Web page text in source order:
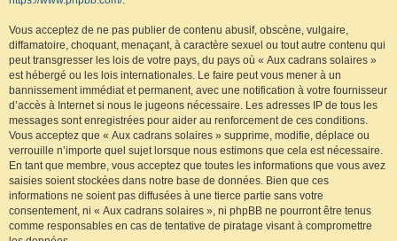
Vous acceptez de ne pas publier de contenu abusif, obscène, vulgaire,
diffamatoire, choquant, menaçant, à caractère sexuel ou tout autre contenu qui
peut transgresser les lois de votre pays, du pays où « Aux cadrans solaires »
est hébergé ou les lois internationales. Le faire peut vous mener à un
bannissement immédiat et permanent, avec une notification à votre fournisseur
d’accès à Internet si nous le jugeons nécessaire. Les adresses IP de tous les
messages sont enregistrées pour aider au renforcement de ces conditions.
Vous acceptez que « Aux cadrans solaires » supprime, modifie, déplace ou
verrouille n’importe quel sujet lorsque nous estimons que cela est nécessaire.
En tant que membre, vous acceptez que toutes les informations que vous avez
saisies soient stockées dans notre base de données. Bien que ces
informations ne soient pas diffusées à une tierce partie sans votre
consentement, ni « Aux cadrans solaires », ni phpBB ne pourront être tenus
comme responsables en cas de tentative de piratage visant à compromettre